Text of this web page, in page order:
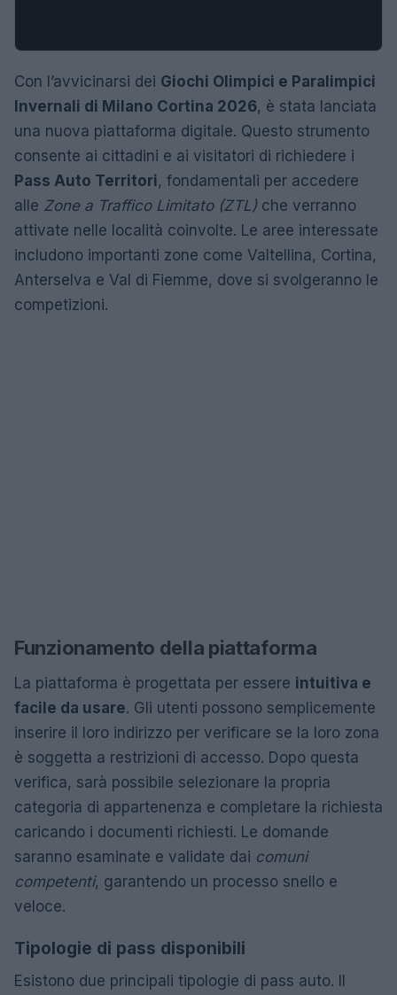
Con l’avvicinarsi dei Giochi Olimpici e Paralimpici
Invernali di Milano Cortina 2026, è stata lanciata
una nuova piattaforma digitale. Questo strumento
consente ai cittadini e ai visitatori di richiedere i
Pass Auto Territori, fondamentali per accedere
alle Zone a Traffico Limitato (ZTL) che verranno
attivate nelle località coinvolte. Le aree interessate
includono importanti zone come Valtellina, Cortina,
Anterselva e Val di Fiemme, dove si svolgeranno le
competizioni.
Funzionamento della piattaforma
La piattaforma è progettata per essere intuitiva e
facile da usare. Gli utenti possono semplicemente
inserire il loro indirizzo per verificare se la loro zona
è soggetta a restrizioni di accesso. Dopo questa
verifica, sarà possibile selezionare la propria
categoria di appartenenza e completare la richiesta
caricando i documenti richiesti. Le domande
saranno esaminate e validate dai comuni
competenti, garantendo un processo snello e
veloce.
Tipologie di pass disponibili
Esistono due principali tipologie di pass auto. Il